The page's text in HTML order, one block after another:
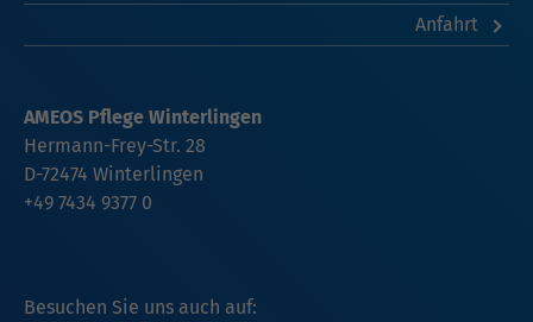
Anfahrt
Besuchen Sie uns auch auf:
AMEOS Pflege Winterlingen
Hermann-Frey-Str. 28
D-72474 Winterlingen
+49 7434 9377 0